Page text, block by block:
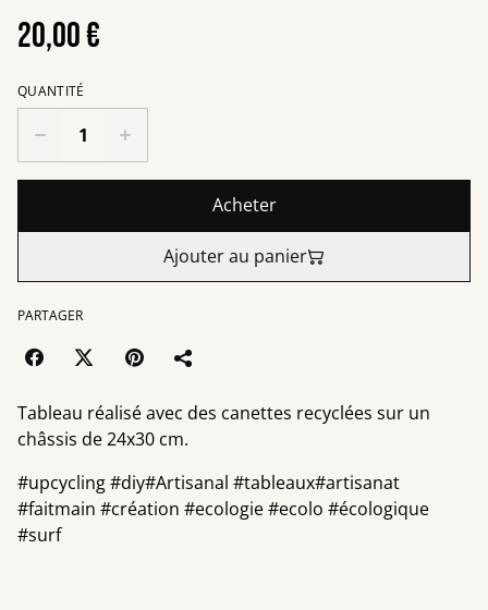
20,00 €
QUANTITÉ
Acheter
Ajouter au panier
PARTAGER
Tableau réalisé avec des canettes recyclées sur un
châssis de 24x30 cm.
#upcycling #diy#Artisanal #tableaux#artisanat
#faitmain #création #ecologie #ecolo #écologique
#surf